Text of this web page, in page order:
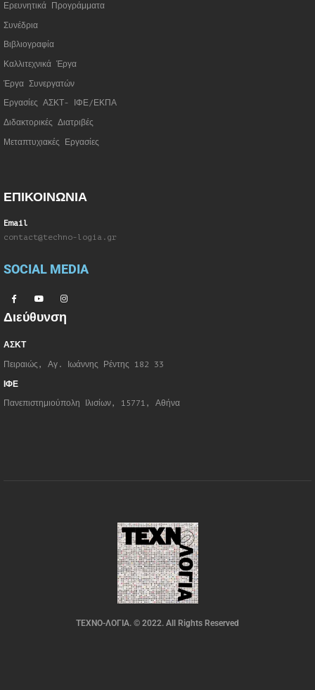
Ερευνητικά Προγράμματα
Συνέδρια
Βιβλιογραφία
Καλλιτεχνικά Έργα
Έργα Συνεργατών
Εργασίες ΑΣΚΤ- ΙΦΕ/ΕΚΠΑ
Διδακτορικές Διατριβές
Μεταπτυχιακές Εργασίες
ΕΠΙΚΟΙΝΩΝΙΑ
Email
contact@techno-logia.gr
SOCIAL MEDIA
Διεύθυνση
ΑΣΚΤ
Πειραιώς, Αγ. Ιωάννης Ρέντης 182 33
ΙΦΕ
Πανεπιστημιούπολη Ιλισίων, 15771, Αθήνα
ΤΕΧΝΟ-ΛΟΓΙΑ. © 2022. All Rights Reserved